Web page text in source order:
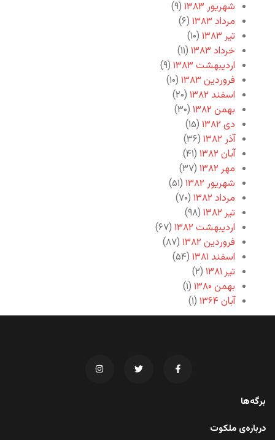
شهریور ۱۳۸۳
(۹)
مرداد ۱۳۸۳
(۶)
تیر ۱۳۸۳
(۱۰)
خرداد ۱۳۸۳
(۱۱)
اردیبهشت ۱۳۸۳
(۹)
فروردین ۱۳۸۳
(۱۰)
اسفند ۱۳۸۲
(۲۰)
بهمن ۱۳۸۲
(۳۰)
دی ۱۳۸۲
(۱۵)
آذر ۱۳۸۲
(۳۶)
آبان ۱۳۸۲
(۴۱)
مهر ۱۳۸۲
(۳۷)
شهریور ۱۳۸۲
(۵۱)
مرداد ۱۳۸۲
(۷۰)
تیر ۱۳۸۲
(۹۸)
اردیبهشت ۱۳۸۲
(۶۷)
فروردین ۱۳۸۲
(۸۷)
اسفند ۱۳۸۱
(۵۴)
تیر ۱۳۸۱
(۲)
بهمن ۱۳۸۰
(۱)
آبان ۱۳۶۴
(۱)
برگه‌ها
درباره‌ی ملکوت